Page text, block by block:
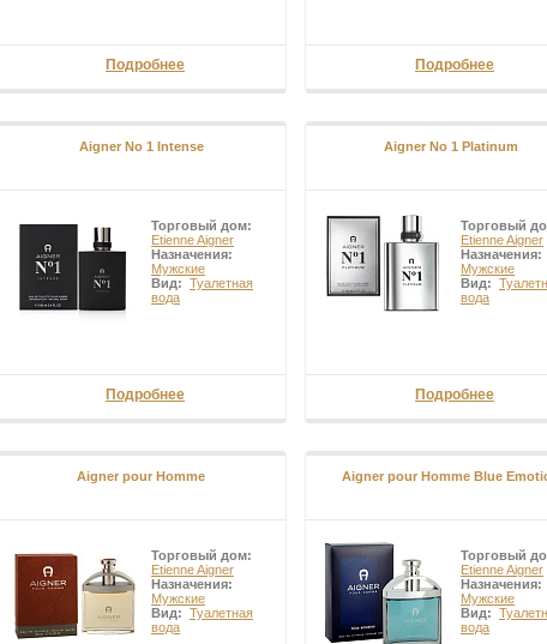
Подробнее Подробнее
Aigner No 1 Intense
Торговый дом:
Etienne Aigner
Назначения:
Мужские
Вид: Туалетная
вода
Подробнее
Aigner No 1 Platinum
Торговый
Etienne Aigner
Назначения:
Мужские
Вид:
вода
Подробнее
Aigner pour Homme
Торговый дом:
Etienne Aigner
Назначения:
Мужские
Вид: Туалетная
вода
Aigner pour Homme Blue
Торговый
Etienne Aigner
Назначения:
Мужские
Вид:
вода